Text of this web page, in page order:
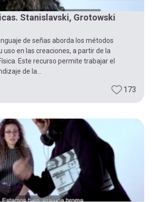
Stanislavski, Grotowski
de señas aborda los métodos
uso en las creaciones, a partir de la
Este recurso permite trabajar el
de la...
173